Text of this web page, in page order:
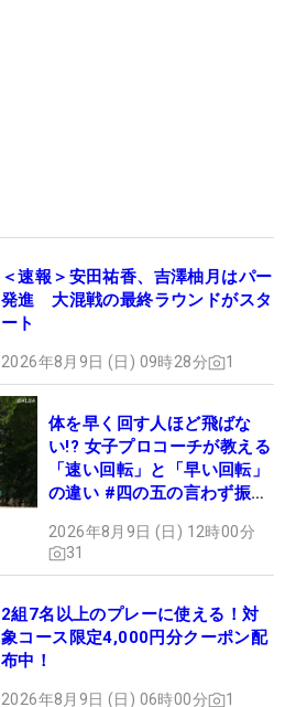
＜速報＞安田祐香、吉澤柚月はパー
発進 大混戦の最終ラウンドがスタ
ート
2026年8月9日 (日) 09時28分 1
体を早く回す人ほど飛ばな
い!? 女子プロコーチが教える
「速い回転」と「早い回転」
の違い #四の五の言わず振り
2026年8月9日 (日) 12時00分
31
2組7名以上のプレーに使える！対
象コース限定4,000円分クーポン配
布中！
2026年8月9日 (日) 06時00分 1